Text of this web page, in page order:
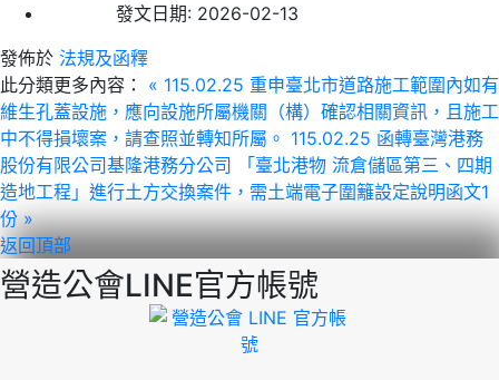
發文日期: 2026-02-13
發佈於 法規及函釋
此分類更多內容：
« 115.02.25 重申臺北市道路施工範圍內如有
維生孔蓋設施，應向設施所屬機關（構）確認相關資訊，且施工
中不得損壞案，請查照並轉知所屬。 115.02.25 函轉臺灣港務
股份有限公司基隆港務分公司 「臺北港物 流倉儲區第三、四期
造地工程」進行土方交換案件，需土端電子圍籬設定說明函文1
份 »
返回頂部
營造公會LINE官方帳號